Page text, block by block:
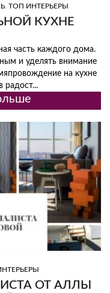
, ТОП ИНТЕРЬЕРЫ
КУХНЕ
часть каждого дома.
и уделять внимание
на кухне
радост...
ОТ АЛЛЫ